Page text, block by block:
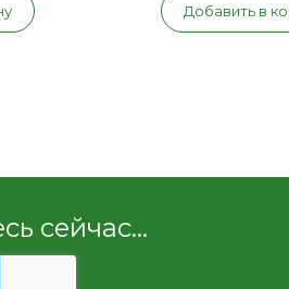
Добавить в
сейчас...